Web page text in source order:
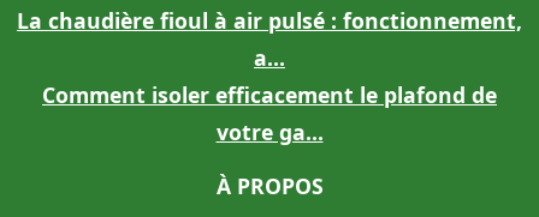
La chaudière fioul à air pulsé : fonctionnement,
a...
Comment isoler efficacement le plafond de
votre ga...
À PROPOS